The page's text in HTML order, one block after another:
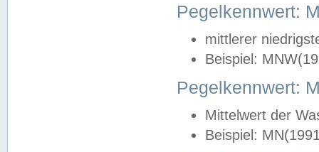
Pegelkennwert:
mittlerer
Beispiel:
Pegelkennwert:
Mittelwert der
Beispiel: